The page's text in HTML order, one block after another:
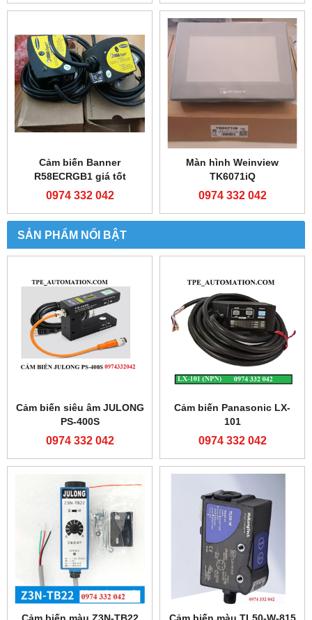
Cảm biến Banner
R58ECRGB1 giá tốt
0974 332 042
Màn hình Weinview
TK6071iQ
0974 332 042
SẢN PHẨM NỔI BẬT
Cảm biến siêu âm JULONG
PS-400S
0974 332 042
Cảm biến Panasonic LX-
101
0974 332 042